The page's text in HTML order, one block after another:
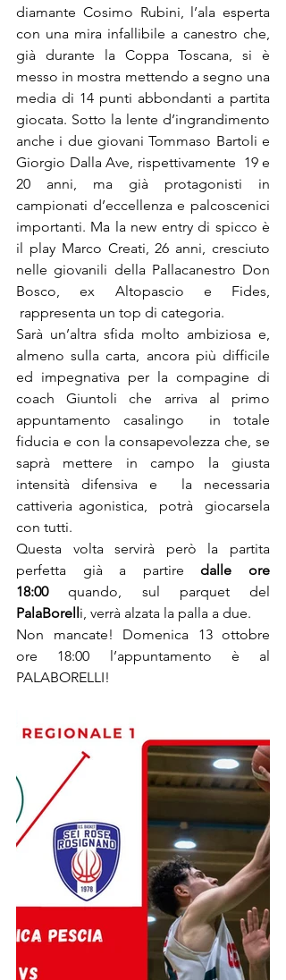
diamante Cosimo Rubini, l’ala esperta
con una mira infallibile a canestro che,
già durante la Coppa Toscana, si è
messo in mostra mettendo a segno una
media di 14 punti abbondanti a partita
giocata. Sotto la lente d’ingrandimento
anche i due giovani Tommaso Bartoli e
Giorgio Dalla Ave, rispettivamente  19 e
20 anni, ma già protagonisti in
campionati d’eccellenza e palcoscenici
importanti. Ma la new entry di spicco è
il play Marco Creati, 26 anni, cresciuto
nelle giovanili della Pallacanestro Don
Bosco, ex Altopascio e Fides,
rappresenta un top di categoria.
Sarà un’altra sfida molto ambiziosa e,
almeno sulla carta, ancora più difficile
ed impegnativa per la compagine di
coach Giuntoli che arriva al primo
appuntamento casalingo  in totale
fiducia e con la consapevolezza che, se
saprà mettere in campo la giusta
intensità difensiva e  la necessaria
cattiveria agonistica,  potrà  giocarsela
con tutti.
Questa volta servirà però la partita
perfetta già a partire dalle ore
18:00
PalaBorelli, verrà alzata la palla a due.
Non mancate! Domenica 13 ottobre
ore 18:00 l’appuntamento è al
PALABORELLI!